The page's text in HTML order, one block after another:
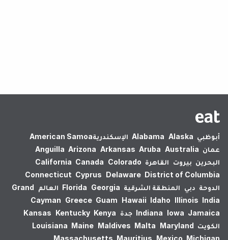
أبوظبي Alabama Alaska الإسكندرية‎American Samoa
عمان
Anguilla Arizona Arkansas Aruba Australia
البحرين بيروت القاهرة California Canada Colorado
Connecticut Cyprus Delaware District of Columbia
الدوحة دبي المنطقة الشرقية Florida Georgia العالم
Grand
Cayman Greece Guam Hawaii Idaho Illinois India
Indiana Iowa Jamaica جدة Kansas Kentucky Kenya
الكويت
Louisiana Maine Maldives Malta Maryland